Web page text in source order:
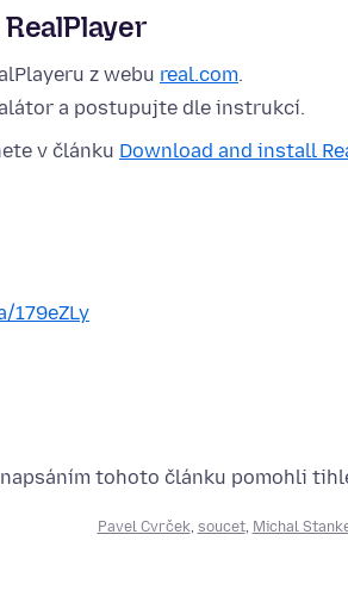
z webu real.com.
a postupujte dle instrukcí.
v článku Download and install
179eZLy
napsáním tohoto článku pomohli
Pavel Cvrček, soucet, Michal